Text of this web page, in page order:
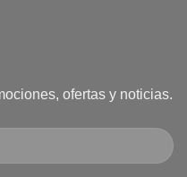
ofertas y noticias.